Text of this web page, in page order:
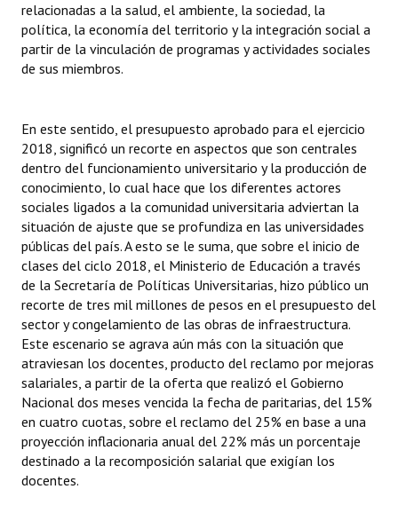
Resoluciones de Presidencia
INSTITUCIONAL
Noticias Destacadas
Registros y Distinciones
Datos Históricos
Premio al Mérito - Registro
Audiencias Públicas - Registro
Mujeres que Dejaron Huellas - Registro
Periodistas Decanos - Registro
Ciudadano Ilustre - Registro
Banca del Vecino - Registro
Huéspedes de Honor - Registro
relacionadas a la salud, el ambiente, la sociedad, la
política, la economía del territorio y la integración social a
partir de la vinculación de programas y actividades sociales
de sus miembros.
En este sentido, el presupuesto aprobado para el ejercicio
2018, significó un recorte en aspectos que son centrales
dentro del funcionamiento universitario y la producción de
conocimiento, lo cual hace que los diferentes actores
sociales ligados a la comunidad universitaria adviertan la
situación de ajuste que se profundiza en las universidades
públicas del país. A esto se le suma, que sobre el inicio de
clases del ciclo 2018, el Ministerio de Educación a través
de la Secretaría de Políticas Universitarias, hizo público un
recorte de tres mil millones de pesos en el presupuesto del
sector y congelamiento de las obras de infraestructura.
Este escenario se agrava aún más con la situación que
atraviesan los docentes, producto del reclamo por mejoras
salariales, a partir de la oferta que realizó el Gobierno
Nacional dos meses vencida la fecha de paritarias, del 15%
en cuatro cuotas, sobre el reclamo del 25% en base a una
proyección inflacionaria anual del 22% más un porcentaje
destinado a la recomposición salarial que exigían los
docentes.